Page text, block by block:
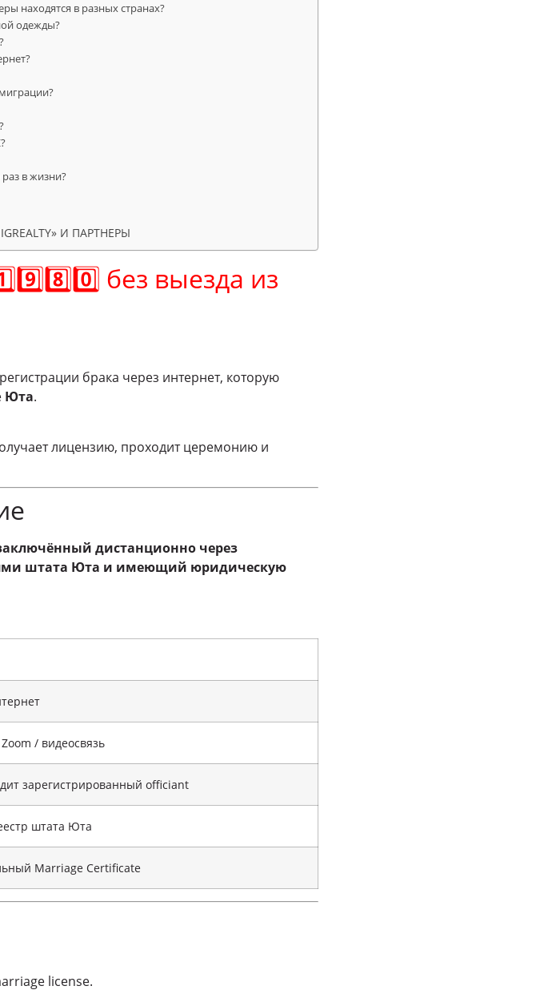
находятся в разных странах?
одежды?
в жизни?
И ПАРТНЕРЫ
без выезда из
брака через интернет, которую
Юта.
лицензию, проходит церемонию и
дистанционно через
штата Юта и имеющий юридическую
/ видеосвязь
зарегистрированный officiant
штата Юта
Marriage Certificate
license.